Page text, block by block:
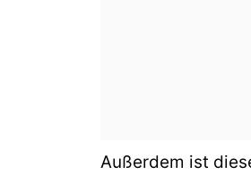
Außerdem ist